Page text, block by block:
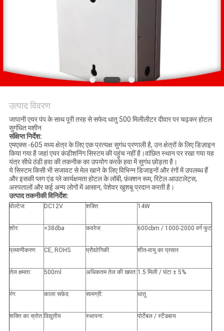
POLICY
उत्पाद विवरण
जापानी एयर पंप के साथ पूरी तरह से सफेद धातु 500 मिलीलीटर दीवार पर चढ़कर होटल
सुगंधित मशीन
संक्षिप्त निर्देश:
एमएक्स -605 मध्य क्षेत्र के लिए एक प्रत्यक्ष सुगंध प्रणाली है, उन क्षेत्रों के लिए डिज़ाइन
किया गया है जहां एयर कंडीशनिंग सिस्टम की पहुंच नहीं है।वांछित स्थान पर रखा गया यह
यंत्र सीधे ठंडी हवा की तकनीक का उपयोग करके हवा में सुगंध छोड़ता है।
ये सिस्टम किसी भी सजावट से मेल खाने के लिए विभिन्न डिजाइनों और रंगों में उपलब्ध हैं
और इसकी प्लग एंड प्ले कार्यक्षमता होटल के लॉबी, फ़ंक्शन रूम, रिटेल आउटलेट्स,
अस्पतालों और कई अन्य लोगों में आसान, पेशेवर खुशबू प्रदान करती है।
उत्पाद तकनीकी विनिर्देश:
वोल्टेज: DC12V शक्ति: 14W
शोर: <38dba कवरेज: 600cbm / 1000-2000 वर्ग फुट
प्रमाणीकरण: CE, ROHS प्रौद्योगिकी: शीत-वायु का प्रसार
तेल क्षमता: 500ml अधिकतम तेल की खपत: 1.5 मिली / घंटा ± 5%
रंग: काला सफ़ेद सामग्री: धातु
शक्ति का स्रोत:विद्युतीय स्थापना: पोर्टेबल / स्टैंडबाय